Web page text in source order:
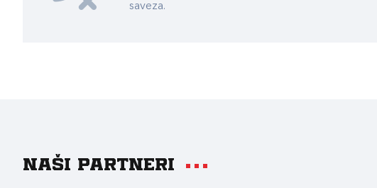
saveza.
Naši partneri